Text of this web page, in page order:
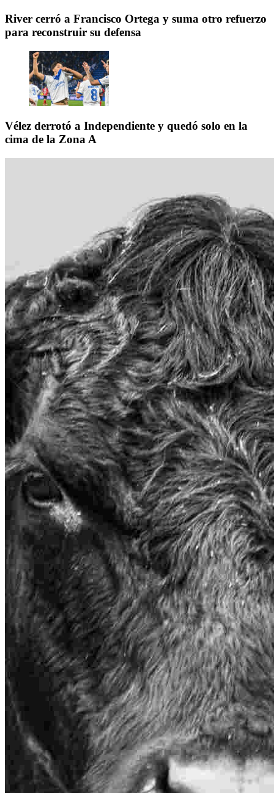
River cerró a Francisco Ortega y suma otro refuerzo
para reconstruir su defensa
Vélez derrotó a Independiente y quedó solo en la
cima de la Zona A